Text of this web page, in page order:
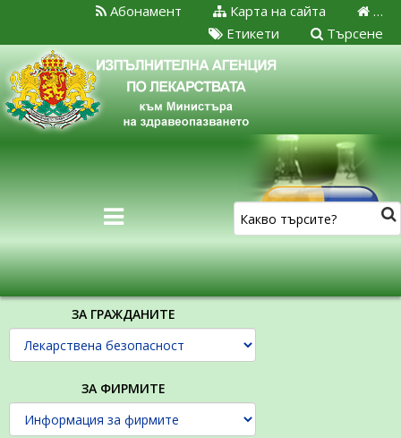
…
Карта на сайта
Абонамент
Търсене
Етикети
ЗА ГРАЖДАНИТЕ
ЗА ФИРМИТЕ